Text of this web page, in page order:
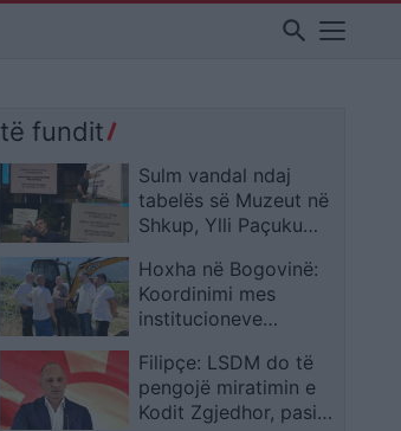
search
të fundit
Sulm vandal ndaj
tabelës së Muzeut në
Shkup, Ylli Paçuku
pastrojnë mbishkrimin
në shqip
Hoxha në Bogovinë:
Koordinimi mes
institucioneve
infrastrukturën e
ujitjes për fermerët
Filipçe: LSDM do të
pengojë miratimin e
Kodit Zgjedhor, pasi